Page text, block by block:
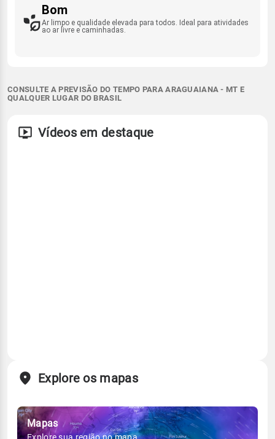
Bom
Ar limpo e qualidade elevada para todos. Ideal para atividades
ao ar livre e caminhadas.
CONSULTE A PREVISÃO DO TEMPO PARA ARAGUAIANA - MT E
QUALQUER LUGAR DO BRASIL
Vídeos em destaque
Explore os mapas
Mapas